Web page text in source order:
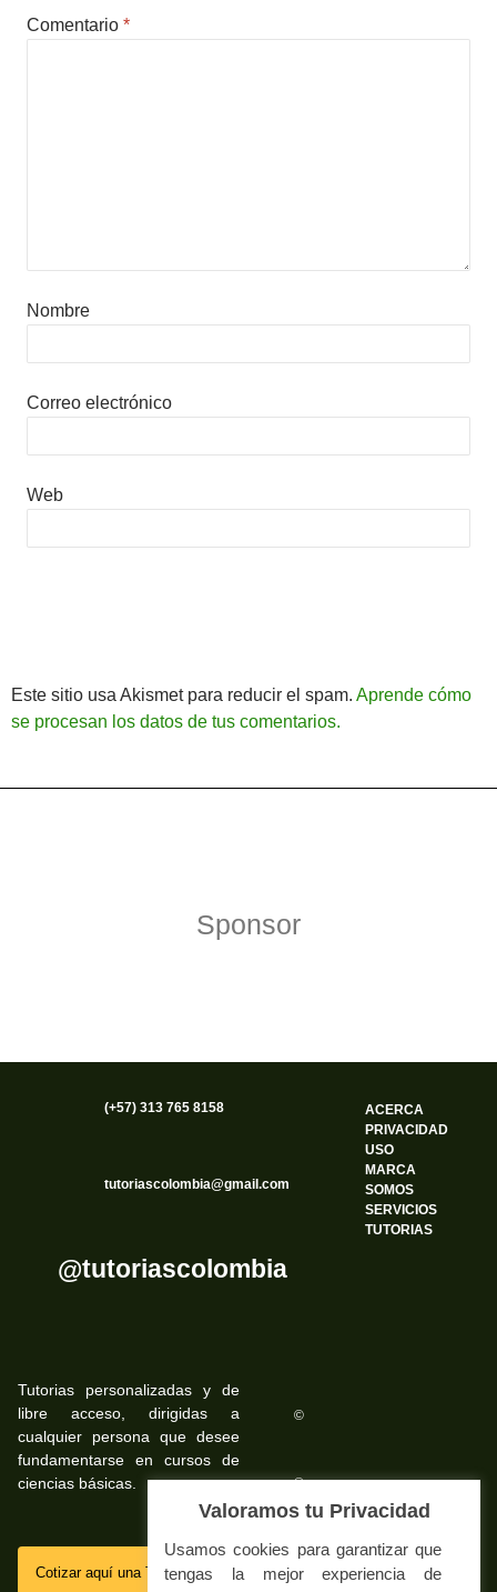
Comentario *
Nombre
Correo electrónico
Web
Este sitio usa Akismet para reducir el spam. Aprende cómo
se procesan los datos de tus comentarios.
Sponsor
(+57) 313 765 8158
tutoriascolombia@gmail.com
@tutoriascolombia
ACERCA
PRIVACIDAD
USO
MARCA
SOMOS
SERVICIOS
TUTORIAS
Tutorias personalizadas y de
libre acceso, dirigidas a
cualquier persona que desee
fundamentarse en cursos de
ciencias básicas.
Cotizar aquí una Tutoria Web
©
©
SSL
Valoramos tu Privacidad
Usamos cookies para garantizar que
tengas la mejor experiencia de